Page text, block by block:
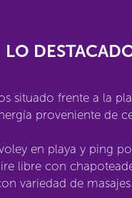
LO
situado frente a la
proveniente de
en playa y ping
libre con
variedad de